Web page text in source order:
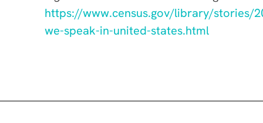
https://www.census.gov/library/stories/
we-speak-in-united-states.html